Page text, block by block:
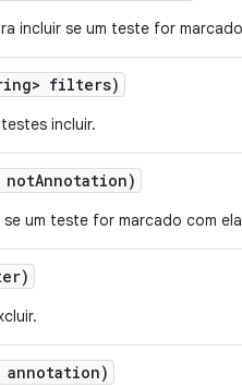
incluir se um teste for
filters)
incluir.
notAnnotation)
um teste for marcado com